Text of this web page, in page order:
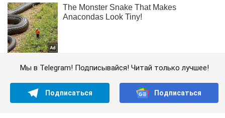
Мы в Telegram! Подписывайся! Читай только лучшее!
Подписаться Подписаться